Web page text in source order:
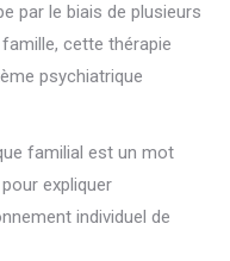
par le biais de plusieurs
cette thérapie
psychiatrique
familial est un mot
expliquer
individuel de